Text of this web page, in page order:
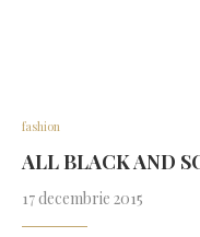
fashion
ALL BLACK AND
17 decembrie 2015